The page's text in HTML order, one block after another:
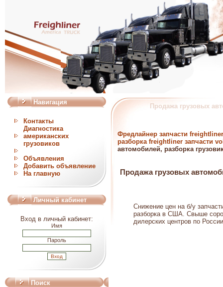
Навигация
Контакты
Диагностика
американских
грузовиков
Объявления
Добавить объявление
На главную
Личный кабинет
Вход в личный кабинет:
Имя
Пароль
Поиск
Продажа грузовых
Фредлайнер запчасти
разборка freightliner запчасти
автомобилей, разборка
Продажа грузовых
Снижение цен на б/у
разборка в США. Свыше
дилерских центров по